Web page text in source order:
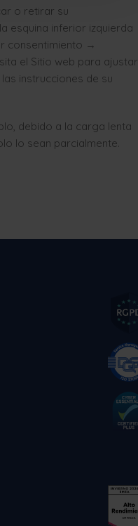
o retirar su
esquina inferior izquierda
consentimiento →
el Sitio web para ajustar
instrucciones de su
debido a la carga lenta
lo sean parcialmente.